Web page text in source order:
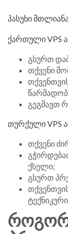
პასუხი
ქართული VPS
გსურთ
თქვენი
გეგმავთ
თურქული VPS
თქვენი
ქსელი;
გსურთ
ᲠᲝᲒᲝᲠ